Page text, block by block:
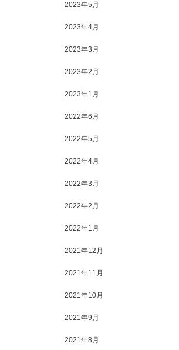
2023年5月
2023年4月
2023年3月
2023年2月
2023年1月
2022年6月
2022年5月
2022年4月
2022年3月
2022年2月
2022年1月
2021年12月
2021年11月
2021年10月
2021年9月
2021年8月